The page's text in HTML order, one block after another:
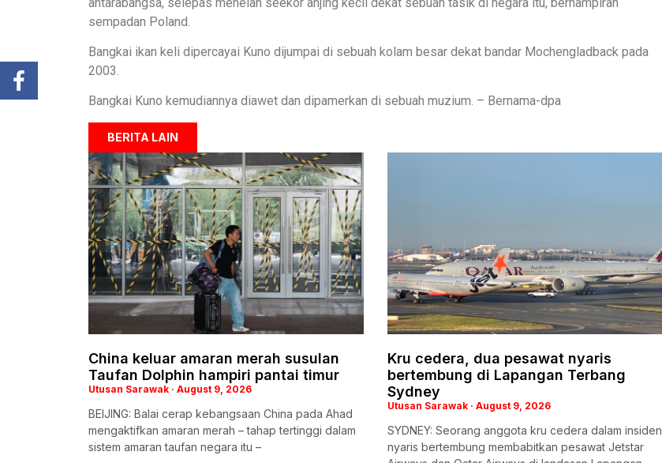
sempadan Poland.
Bangkai ikan keli dipercayai Kuno dijumpai di sebuah kolam besar dekat bandar Mochengladback pada
2003.
Bangkai Kuno kemudiannya diawet dan dipamerkan di sebuah muzium. – Bernama-dpa
BERITA LAIN
China keluar amaran merah susulan
Taufan Dolphin hampiri pantai timur
Utusan Sarawak August 9, 2026
BEIJING: Balai cerap kebangsaan China pada Ahad
mengaktifkan amaran merah – tahap tertinggi dalam
sistem amaran taufan negara itu –
Kru cedera, dua pesawat nyaris
bertembung di Lapangan Terbang
Sydney
Utusan Sarawak August 9, 2026
SYDNEY: Seorang anggota kru cedera dalam insiden
nyaris bertembung membabitkan pesawat Jetstar